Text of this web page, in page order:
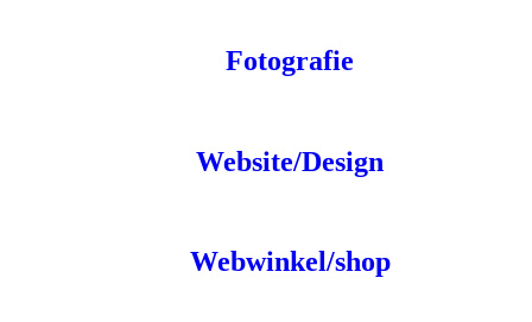
Fotografie
Website/Design
Webwinkel/shop